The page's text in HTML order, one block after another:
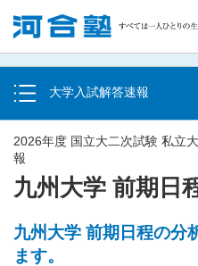
塾生の方
大学入試解答速報
大学入学共通テスト速報
国立大二次試験・私立大入試
九州大学 前期日
2026年度 国立大二次試験 私立
報
九州大学 前期日程の分
ます。